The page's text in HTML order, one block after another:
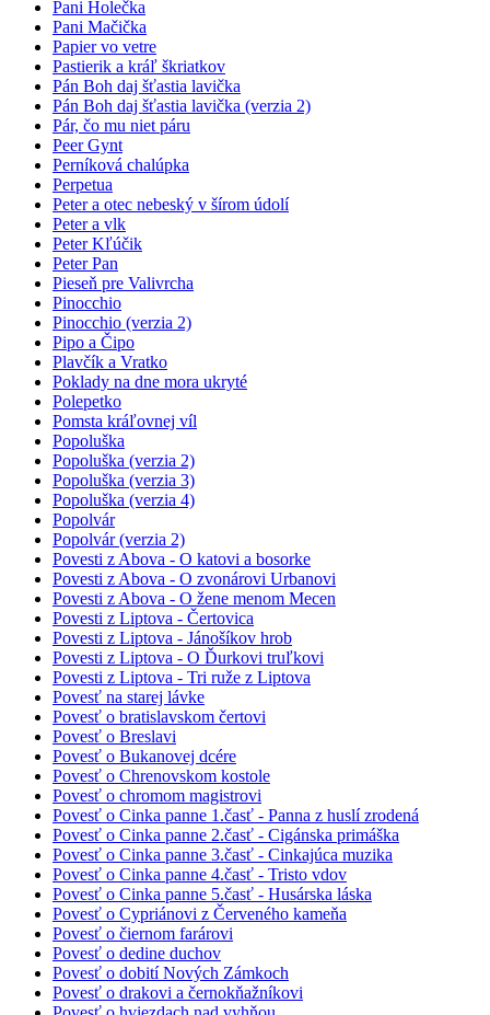
Pani Holečka
Pani Mačička
Papier vo vetre
Pastierik a kráľ škriatkov
Pán Boh daj šťastia lavička
Pán Boh daj šťastia lavička (verzia 2)
Pár, čo mu niet páru
Peer Gynt
Perníková chalúpka
Perpetua
Peter a otec nebeský v šírom údolí
Peter a vlk
Peter Kľúčik
Peter Pan
Pieseň pre Valivrcha
Pinocchio
Pinocchio (verzia 2)
Pipo a Čipo
Plavčík a Vratko
Poklady na dne mora ukryté
Polepetko
Pomsta kráľovnej víl
Popoluška
Popoluška (verzia 2)
Popoluška (verzia 3)
Popoluška (verzia 4)
Popolvár
Popolvár (verzia 2)
Povesti z Abova - O katovi a bosorke
Povesti z Abova - O zvonárovi Urbanovi
Povesti z Abova - O žene menom Mecen
Povesti z Liptova - Čertovica
Povesti z Liptova - Jánošíkov hrob
Povesti z Liptova - O Ďurkovi truľkovi
Povesti z Liptova - Tri ruže z Liptova
Povesť na starej lávke
Povesť o bratislavskom čertovi
Povesť o Breslavi
Povesť o Bukanovej dcére
Povesť o Chrenovskom kostole
Povesť o chromom magistrovi
Povesť o Cinka panne 1.časť - Panna z huslí zrodená
Povesť o Cinka panne 2.časť - Cigánska primáška
Povesť o Cinka panne 3.časť - Cinkajúca muzika
Povesť o Cinka panne 4.časť - Tristo vdov
Povesť o Cinka panne 5.časť - Husárska láska
Povesť o Cypriánovi z Červeného kameňa
Povesť o čiernom farárovi
Povesť o dedine duchov
Povesť o dobití Nových Zámkoch
Povesť o drakovi a černokňažníkovi